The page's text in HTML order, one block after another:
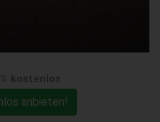
anbieten!